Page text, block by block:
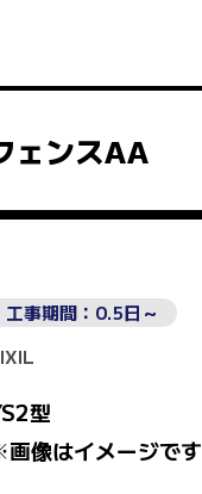
ェンスAA
工事期間：0.5日～
型
像はイメージです